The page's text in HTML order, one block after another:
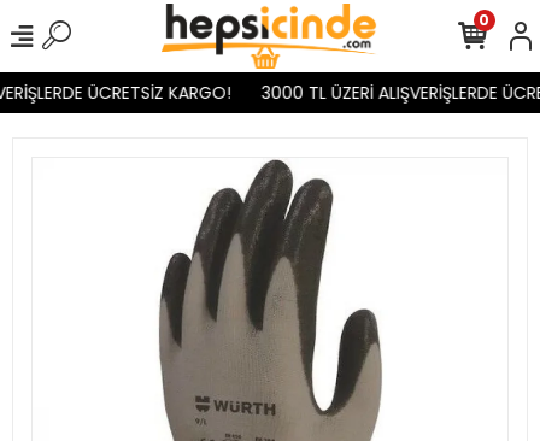
ÜCRETSİZ KARGO! 3000 TL ÜZERİ ALIŞVERİŞLERDE
0